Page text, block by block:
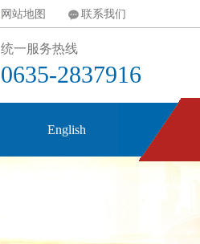
网站地图 联系我们
统一服务热线
0635-2837916
English